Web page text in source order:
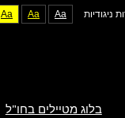
ניגודיות Aa
Aa
Aa
בלוג מטיילים בחו"ל